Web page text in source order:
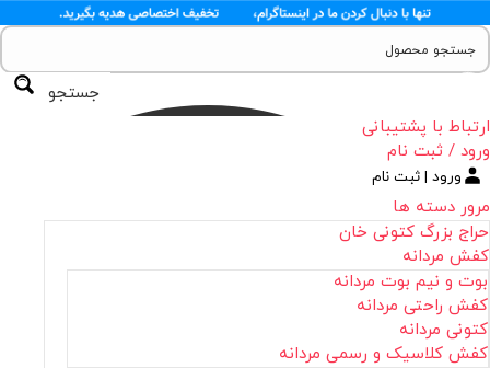
جستجو
ارتباط با پشتیبانی
ورود / ثبت نام
ورود | ثبت نام
مرور دسته ها
حراج بزرگ کتونی خان
کفش مردانه
بوت و نیم بوت مردانه
کفش راحتی مردانه
کتونی مردانه
کفش کلاسیک و رسمی مردانه